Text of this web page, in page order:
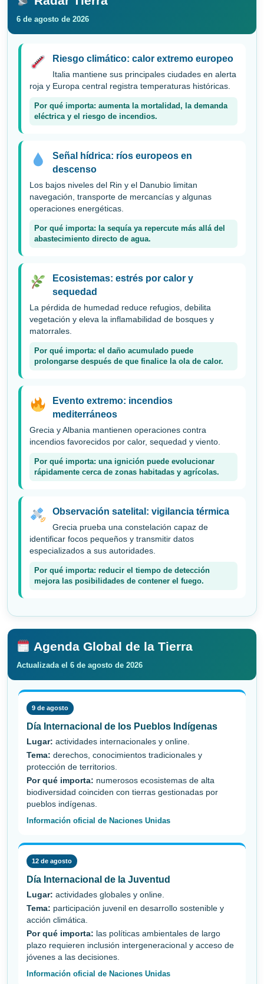
6 de agosto de 2026
Riesgo climático: calor extremo europeo
Italia mantiene sus principales ciudades en alerta
roja y Europa central registra temperaturas históricas.
Por qué importa: aumenta la mortalidad, la demanda
eléctrica y el riesgo de incendios.
Señal hídrica: ríos europeos en
descenso
Los bajos niveles del Rin y el Danubio limitan
navegación, transporte de mercancías y algunas
operaciones energéticas.
Por qué importa: la sequía ya repercute más allá del
abastecimiento directo de agua.
Ecosistemas: estrés por calor y
sequedad
La pérdida de humedad reduce refugios, debilita
vegetación y eleva la inflamabilidad de bosques y
matorrales.
Por qué importa: el daño acumulado puede
prolongarse después de que finalice la ola de calor.
Evento extremo: incendios
mediterráneos
Grecia y Albania mantienen operaciones contra
incendios favorecidos por calor, sequedad y viento.
Por qué importa: una ignición puede evolucionar
rápidamente cerca de zonas habitadas y agrícolas.
Observación satelital: vigilancia térmica
Grecia prueba una constelación capaz de
identificar focos pequeños y transmitir datos
especializados a sus autoridades.
Por qué importa: reducir el tiempo de detección
mejora las posibilidades de contener el fuego.
Agenda Global de la Tierra
Actualizada el 6 de agosto de 2026
9 de agosto
Día Internacional de los Pueblos Indígenas
Lugar: actividades internacionales y online.
Tema: derechos, conocimientos tradicionales y
protección de territorios.
Por qué importa: numerosos ecosistemas de alta
biodiversidad coinciden con tierras gestionadas por
pueblos indígenas.
Información oficial de Naciones Unidas
12 de agosto
Día Internacional de la Juventud
Lugar: actividades globales y online.
Tema: participación juvenil en desarrollo sostenible y
acción climática.
Por qué importa: las políticas ambientales de largo
plazo requieren inclusión intergeneracional y acceso de
jóvenes a las decisiones.
Información oficial de Naciones Unidas